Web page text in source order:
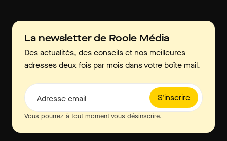
La newsletter de Roole Média
Des actualités, des conseils et nos meilleures
adresses deux fois par mois dans votre boîte mail.
S'inscrire
Adresse email
Vous pourrez à tout moment vous désinscrire.